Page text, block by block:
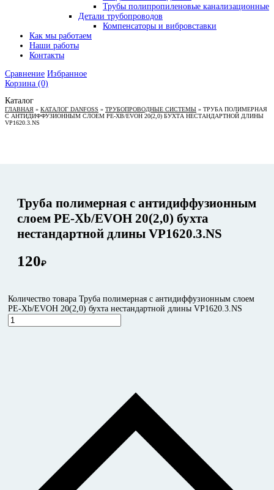
Трубы полипропиленовые канализационные
Детали трубопроводов
Компенсаторы и вибровставки
Как мы работаем
Наши работы
Контакты
Сравнение Избранное
Корзина (0)
Каталог
ГЛАВНАЯ » КАТАЛОГ DANFOSS » ТРУБОПРОВОДНЫЕ СИСТЕМЫ » ТРУБА ПОЛИМЕРНАЯ
C АНТИДИФФУЗИОННЫМ СЛОЕМ PE-XB/EVOH 20(2,0) БУХТА НЕСТАНДАРТНОЙ ДЛИНЫ
VP1620.3.NS
Труба полимерная c антидиффузионным
слоем PE-Xb/EVOH 20(2,0) бухта
нестандартной длины VP1620.3.NS
120₽
Количество товара Труба полимерная c антидиффузионным слоем
PE-Xb/EVOH 20(2,0) бухта нестандартной длины VP1620.3.NS